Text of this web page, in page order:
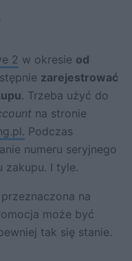
2 w okresie od
zarejestrować
. Trzeba użyć do
na stronie
Podczas
numeru seryjnego
zakupu. I tyle.
na
może być
tak się stanie.